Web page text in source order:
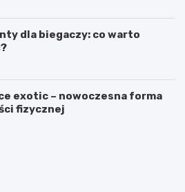
dla biegaczy: co warto
exotic – nowoczesna forma
fizycznej